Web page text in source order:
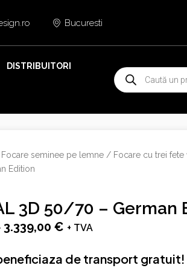
Bucuresti
DISTRIBUITORI
Products
search
Focare seminee pe lemne / Focare cu trei fete
Edition
3D 50/70 – German
Prețul
a
3.339,00€ Prețul
este:
+ TVA
de transport gratuit!